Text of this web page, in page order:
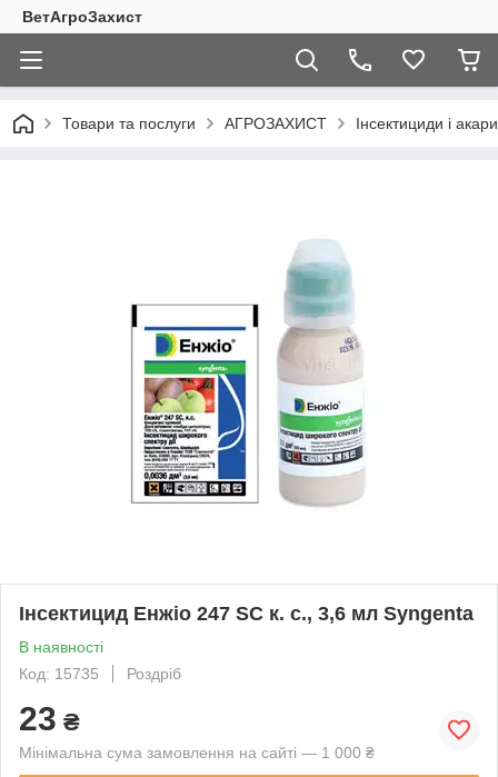
ВетАгроЗахист
Товари та послуги АГРОЗАХИСТ Інсектициди і
Інсектицид Енжіо 247 SC к. с., 3,6 мл Syngenta
В наявності
Код: 15735
Роздріб
23 ₴
Мінімальна сума замовлення на сайті — 1 000 ₴